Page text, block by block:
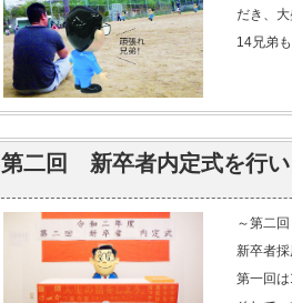
だき、
14兄弟
第二回 新卒者内定式を行
～第二
新卒者
第一回